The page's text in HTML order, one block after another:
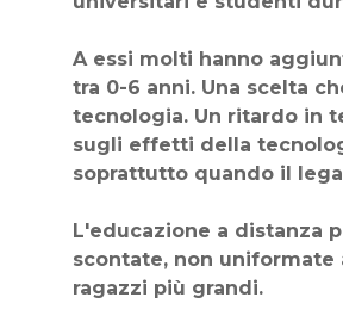
A essi molti hanno
tra 0-6 anni. Una scelta
tecnologia. Un ritardo in
sugli effetti della
soprattutto quando il
L'educazione a distanza
scontate, non
ragazzi più grandi.